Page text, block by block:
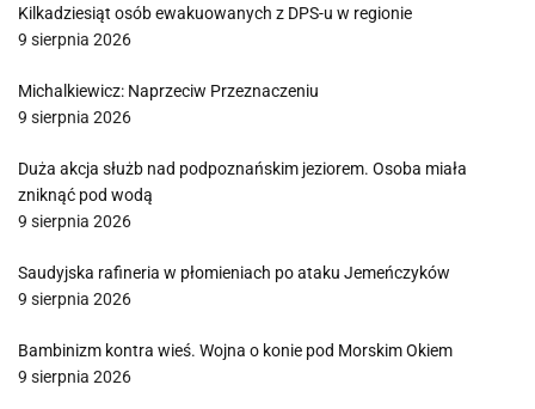
Kilkadziesiąt osób ewakuowanych z DPS-u w regionie
9 sierpnia 2026
Michalkiewicz: Naprzeciw Przeznaczeniu
9 sierpnia 2026
Duża akcja służb nad podpoznańskim jeziorem. Osoba miała
zniknąć pod wodą
9 sierpnia 2026
Saudyjska rafineria w płomieniach po ataku Jemeńczyków
9 sierpnia 2026
Bambinizm kontra wieś. Wojna o konie pod Morskim Okiem
9 sierpnia 2026